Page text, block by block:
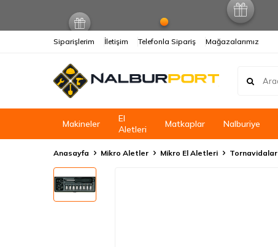
Siparişlerim İletişim Telefonla Sipariş Mağazalarımız
Makineler
El
Aletleri
Matkaplar Nalburiye
Anasayfa Mikro Aletler Mikro El Aletleri Tornavidalar